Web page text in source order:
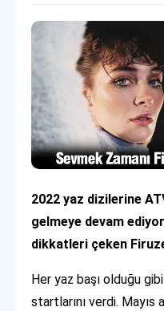
2022 yaz dizilerine
gelmeye devam
dikkatleri çeken
Her yaz başı olduğu
startlarını verdi. Mayıs